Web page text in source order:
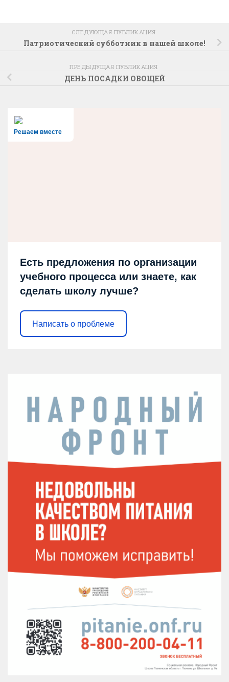
СЛЕДУЮЩАЯ ПУБЛИКАЦИЯ
Патриотический субботник в нашей школе!
ПРЕДЫДУЩАЯ ПУБЛИКАЦИЯ
ДЕНЬ ПОСАДКИ ОВОЩЕЙ
Решаем вместе
Есть предложения по организации
учебного процесса или знаете, как
сделать школу лучше?
Написать о проблеме